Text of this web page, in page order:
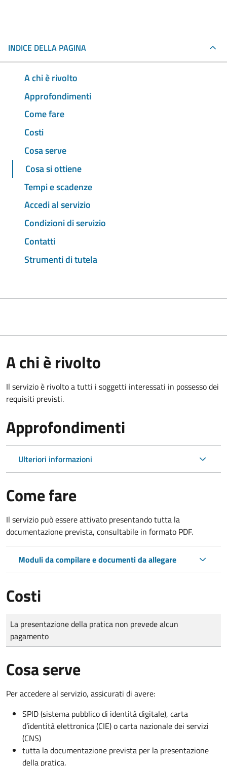
INDICE DELLA PAGINA
A chi è rivolto
Approfondimenti
Come fare
Costi
Cosa serve
Cosa si ottiene
Tempi e scadenze
Accedi al servizio
Condizioni di servizio
Contatti
Strumenti di tutela
A chi è rivolto
Il servizio è rivolto a tutti i soggetti interessati in possesso dei
requisiti previsti.
Approfondimenti
Ulteriori informazioni
Come fare
Il servizio può essere attivato presentando tutta la
documentazione prevista, consultabile in formato PDF.
Moduli da compilare e documenti da allegare
Costi
Tipo di pagamento
Importo
La presentazione della pratica non prevede alcun
pagamento
Cosa serve
Per accedere al servizio, assicurati di avere:
SPID (sistema pubblico di identità digitale), carta
d’identità elettronica (CIE) o carta nazionale dei servizi
(CNS)
tutta la documentazione prevista per la presentazione
della pratica.